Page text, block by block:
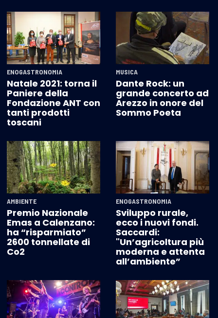
ENOGASTRONOMIA
Natale 2021: torna il
Paniere della
Fondazione ANT con
tanti prodotti
toscani
MUSICA
Dante Rock: un
grande concerto ad
Arezzo in onore del
Sommo Poeta
AMBIENTE
Premio Nazionale
Emas a Calenzano:
ha “risparmiato”
2600 tonnellate di
Co2
ENOGASTRONOMIA
Sviluppo rurale,
ecco i nuovi fondi.
Saccardi:
"Un’agricoltura più
moderna e attenta
all’ambiente”